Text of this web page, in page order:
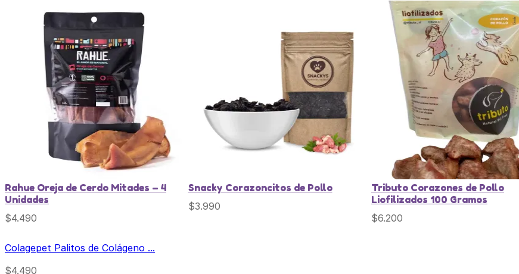
Rahue Oreja de Cerdo Mitades – 4
Unidades
$4.490
Snacky Corazoncitos de Pollo
$3.990
Tributo Corazones de Pollo
Liofilizados 100 Gramos
$6.200
Colagepet Palitos de Colágeno ...
$4.490